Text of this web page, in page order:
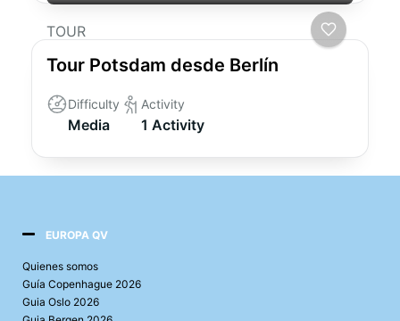
TOUR
Tour Potsdam desde Berlín
Difficulty
Media
Activity
1 Activity
EUROPA QV
Quienes somos
Guía Copenhague 2026
Guia Oslo 2026